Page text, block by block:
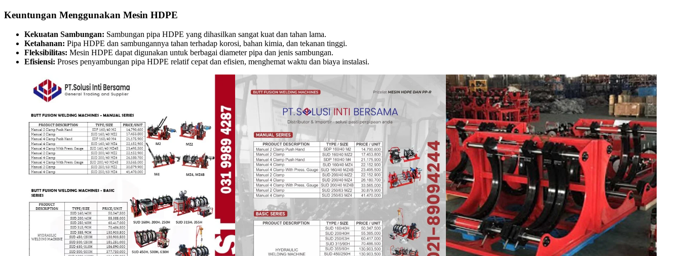
Keuntungan Menggunakan Mesin HDPE
Kekuatan Sambungan: Sambungan pipa HDPE yang dihasilkan sangat kuat dan tahan lama.
Ketahanan: Pipa HDPE dan sambungannya tahan terhadap korosi, bahan kimia, dan tekanan tinggi.
Fleksibilitas: Mesin HDPE dapat digunakan untuk berbagai diameter pipa dan jenis sambungan.
Efisiensi: Proses penyambungan pipa HDPE relatif cepat dan efisien, menghemat waktu dan biaya instalasi.